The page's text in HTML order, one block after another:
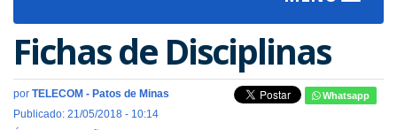
Fichas de Disciplinas
por TELECOM - Patos de Minas
Publicado: 21/05/2018 - 10:14
Whatsapp